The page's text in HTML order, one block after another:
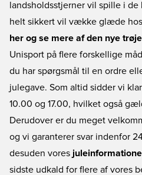
landsholdsstjerner vil spille i de
helt sikkert vil vække glæde
her og se mere af den nye trøje
Unisport på flere forskellige
du har spørgsmål til en ordre
julegave. Som altid sidder vi
10.00 og 17.00, hvilket også
Derudover er du meget
og vi garanterer svar indenfor
desuden vores
sidste udkald for flere af vores